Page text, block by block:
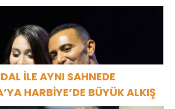
İLE AYNI SAHNEDE
HARBİYE’DE BÜYÜK ALKIŞ